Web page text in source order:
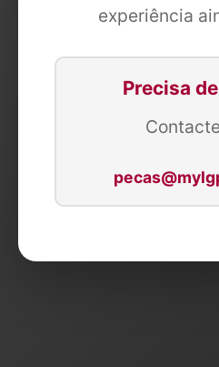
experiência
Precisa